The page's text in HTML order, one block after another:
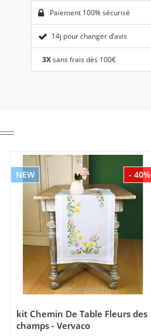
Paiement 100% sécurisé
14j pour changer d’avis
3Xsans frais dès 100€
- 40%
NEW
kit Chemin De Table Fleurs des
champs - Vervaco